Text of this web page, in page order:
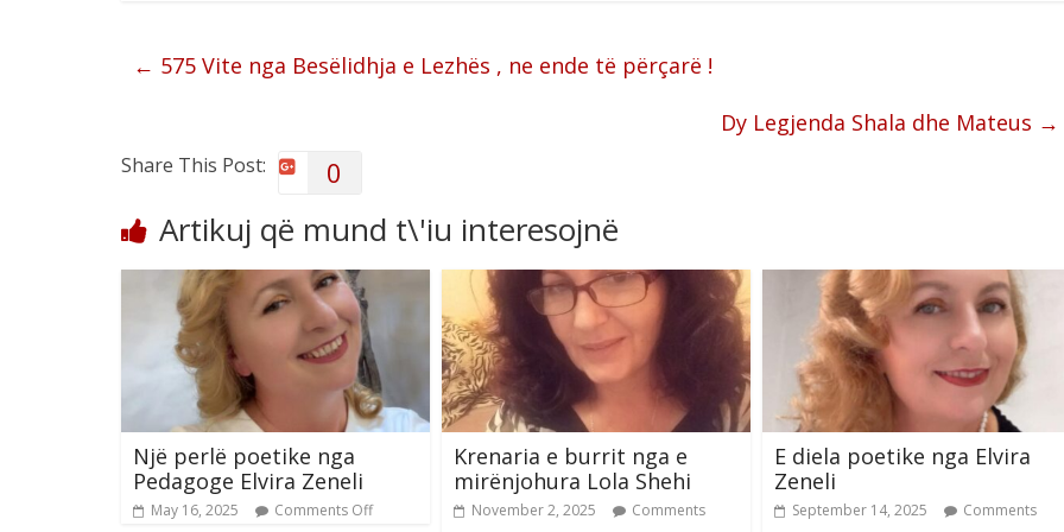
← 575 Vite nga Besëlidhja e Lezhës , ne ende të përçarë !
Dy Legjenda Shala dhe Mateus →
Share This Post: 0
Artikuj që mund t\'iu interesojnë
Një perlë poetike nga
Pedagoge Elvira Zeneli
May 16, 2025 Comments Off
Krenaria e burrit nga e
mirënjohura Lola Shehi
November 2, 2025
Comments
E diela poetike nga Elvira
Zeneli
September 14, 2025
Comments